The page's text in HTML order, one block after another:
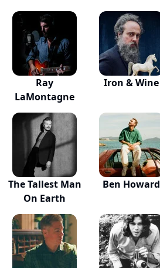
Ray
LaMontagne
Iron & Wine
The Tallest Man
On Earth
Ben Howard